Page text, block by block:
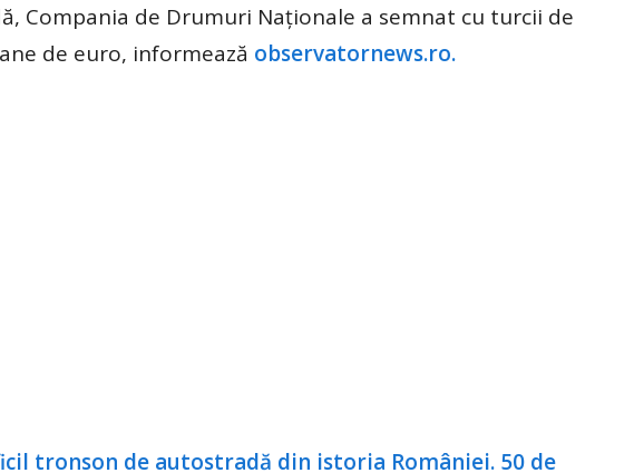
Compania de Drumuri Naţionale a semnat cu turcii de
de euro, informează observatornews.ro.